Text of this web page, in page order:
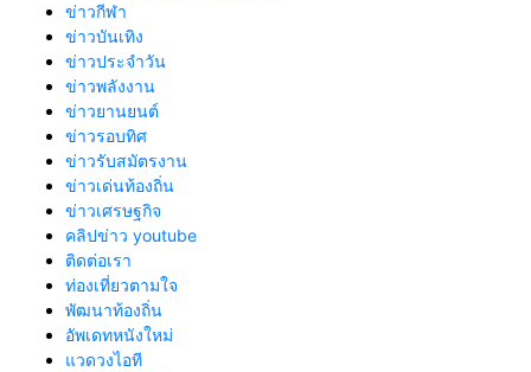
ข่าวกีฬา
ข่าวบันเทิง
ข่าวประจำวัน
ข่าวพลังงาน
ข่าวยานยนต์
ข่าวรอบทิศ
ข่าวรับสมัตรงาน
ข่าวเด่นท้องถิ่น
ข่าวเศรษฐกิจ
คลิปข่าว youtube
ติดต่อเรา
ท่องเที่ยวตามใจ
พัฒนาท้องถิ่น
อัพเดทหนังใหม่
แวดวงไอที